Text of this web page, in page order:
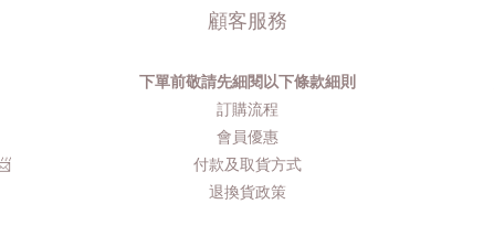
顧客服務
下單前敬請先細閱以下條款細則
訂購流程​
會員優惠
付款及取貨方式
退換貨政策